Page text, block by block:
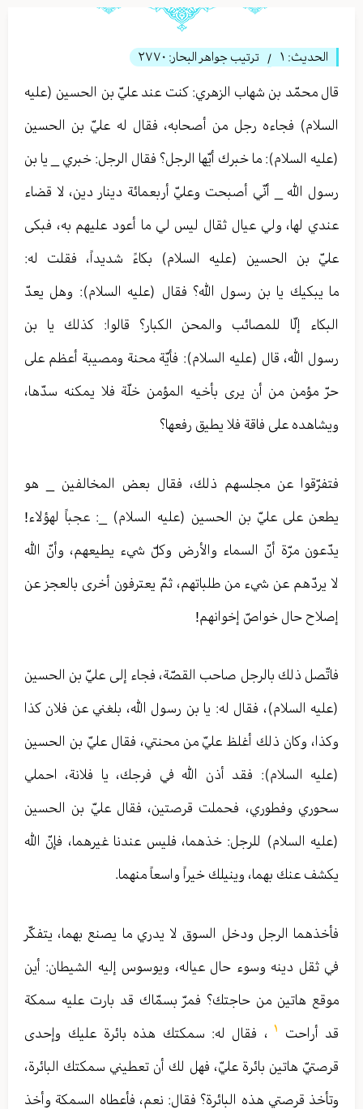
الحديث: ١ / ترتيب جواهر البحار: ٢٧٧٠
قال محمّد بن شهاب الزهري: كنت عند عليّ بن الحسين (عليه
السلام) فجاءه رجل من أصحابه، فقال له عليّ بن الحسين
(عليه السلام): ما خبرك أيّها الرجل؟ فقال الرجل: خبري _ يا بن
رسول الله _ أنّي أصبحت وعليّ أربعمائة دينار دين، لا قضاء
عندي لها، ولي عيال ثقال ليس لي ما أعود عليهم به، فبكى
عليّ بن الحسين (عليه السلام) بكاءً شديداً، فقلت له:
ما يبكيك يا بن رسول الله؟ فقال (عليه السلام): وهل يعدّ
البكاء إلّا للمصائب والمحن الكبار؟ قالوا: كذلك يا بن
رسول الله، قال (عليه السلام): فأيّة محنة ومصيبة أعظم على
حرّ مؤمن من أن يرى بأخيه المؤمن خلّة فلا يمكنه سدّها،
ويشاهده على فاقة فلا يطيق رفعها؟
فتفرّقوا عن مجلسهم ذلك، فقال بعض المخالفين _ هو
يطعن على عليّ بن الحسين (عليه السلام) _: عجباً لهؤلاء!
يدّعون مرّة أنّ السماء والأرض وكلّ شيء يطيعهم، وأنّ الله
لا يردّهم عن شيء من طلباتهم، ثمّ يعترفون أخرى بالعجز عن
إصلاح حال خواصّ إخوانهم!
فاتّصل ذلك بالرجل صاحب القصّة، فجاء إلى عليّ بن الحسين
(عليه السلام)، فقال له: يا بن رسول الله، بلغني عن فلان كذا
وكذا، وكان ذلك أغلظ عليّ من محنتي، فقال عليّ بن الحسين
(عليه السلام): فقد أذن الله في فرجك، يا فلانة، احملي
سحوري وفطوري، فحملت قرصتين، فقال عليّ بن الحسين
(عليه السلام) للرجل: خذهما، فليس عندنا غيرهما، فإنّ الله
يكشف عنك بهما، وينيلك خيراً واسعاً منهما.
فأخذهما الرجل ودخل السوق لا يدري ما يصنع بهما، يتفكّر
في ثقل دينه وسوء حال عياله، ويوسوس إليه الشيطان: أين
موقع هاتين من حاجتك؟ فمرّ بسمّاك قد بارت عليه سمكة
قد أراحت
، فقال له: سمكتك هذه بائرة عليك وإحدى
قرصتيّ هاتين بائرة عليّ، فهل لك أن تعطيني سمكتك البائرة،
وتأخذ قرصتي هذه البائرة؟ فقال: نعم، فأعطاه السمكة وأخذ